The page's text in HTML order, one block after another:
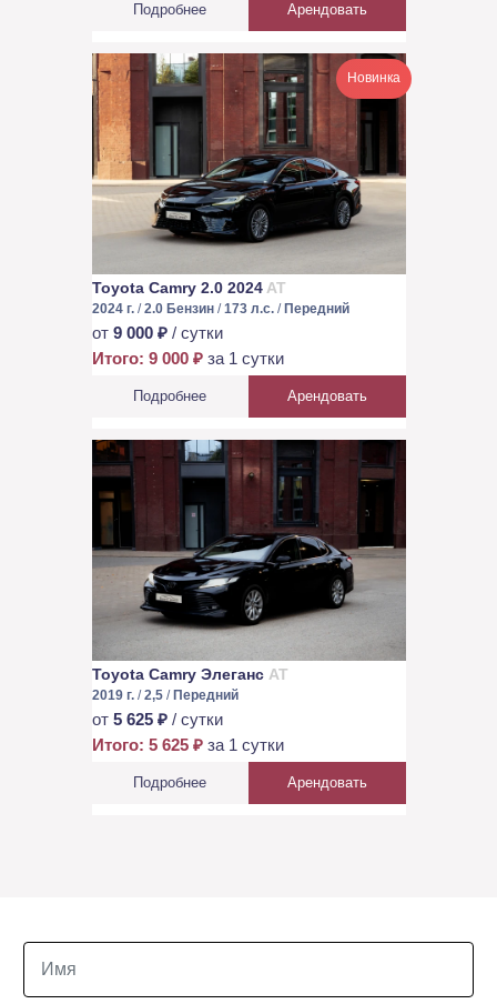
Подробнее Арендовать
Новинка
Toyota Camry 2.0 2024 AT
2024 г./2.0 Бензин/173 л.с./ Передний
от 9 000 ₽/ сутки
Итого: 9 000 ₽ за 1 сутки
Подробнее Арендовать
Toyota Camry Элеганс AT
2019 г./2,5/ Передний
от 5 625 ₽/ сутки
Итого: 5 625 ₽ за 1 сутки
Подробнее Арендовать